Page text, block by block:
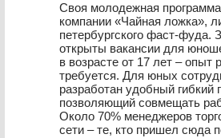
Своя молодежная
компании «Чайная ложка»,
петербургского фаст-фуда.
открыты вакансии для
в возрасте от 17 лет – опыт
требуется. Для юных
разработан удобный гибкий
позволяющий совмещать
Около 70% менеджеров
сети – те, кто пришел сюда